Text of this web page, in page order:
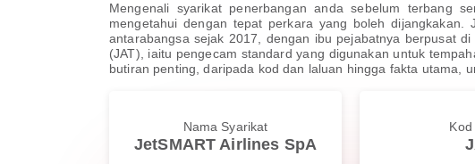
Mengenali syarikat penerbangan anda sebelum terbang
mengetahui dengan tepat perkara yang boleh
antarabangsa sejak 2017, dengan ibu pejabatnya berpusat
(JAT), iaitu pengecam standard yang digunakan untuk
butiran penting, daripada kod dan laluan hingga fakta utama,
Nama Syarikat
JetSMART Airlines SpA
Kod